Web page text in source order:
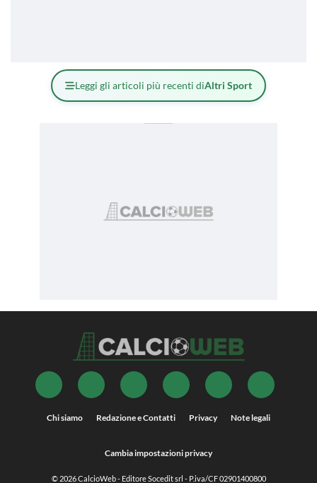
Leggi gli articoli più recenti diAltri Sport
Chi siamo Redazione e Contatti Privacy Note legali
Cambia impostazioni privacy
© 2026CalcioWeb- Editore Socedit srl - P.iva/CF 02901400800